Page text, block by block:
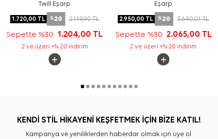
Twill Eşarp
1.720,00TL %20 2.149,90TL
Sepette %30 1.204,00 TL
2 ve üzeri +% 20 indirim
Eşarp
2.950,00TL %20 3.690,01TL
Sepette %30 2.065,00 TL
2 ve üzeri +% 20 indirim
KENDİ STİL HİKAYENİ KEŞFETMEK İÇİN BİZE KATIL!
Kampanya ve yeniliklerden haberdar olmak için üye ol.